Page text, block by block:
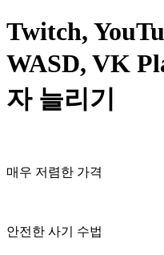
Twitch,
WASD, VK
자 늘리기
매우 저렴한 가격
안전한 사기 수법